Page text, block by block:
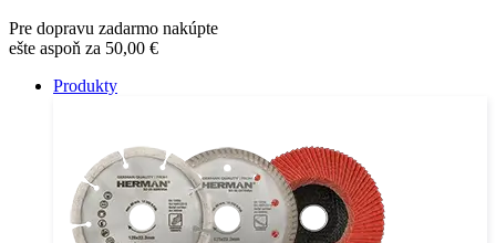
Pre dopravu zadarmo nakúpte
ešte aspoň za 50,00 €
Produkty